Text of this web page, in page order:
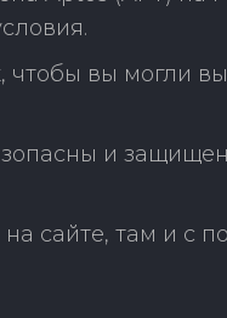
чтобы вы могли
и
сайте, там и с